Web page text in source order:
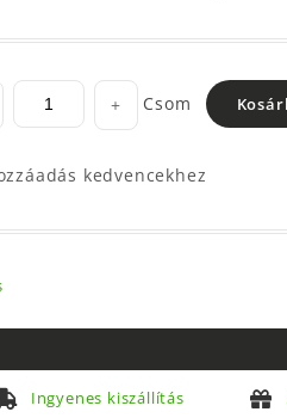
+ Csom
kedvencekhez
Ingyenes kiszállítás